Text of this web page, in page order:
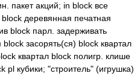
пакет акций; in block все
деревянная печатная
block парл. задерживать
засорять(ся) block квартал
квартал block полигр. клише
pl кубики; "строитель" (игрушка)